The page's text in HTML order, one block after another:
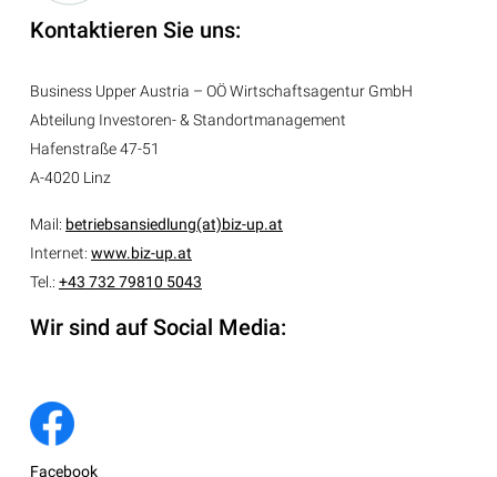
Kontaktieren Sie uns:
Business Upper Austria – OÖ Wirtschaftsagentur GmbH
Abteilung Investoren- & Standortmanagement
Hafenstraße 47-51
A-4020 Linz
Mail: betriebsansiedlung(at)biz-up.at
Internet: www.biz-up.at
Tel.: +43 732 79810 5043
Wir sind auf Social Media:
Facebook